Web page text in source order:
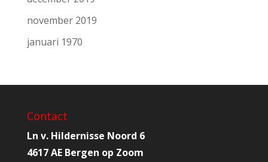
november 2019
januari 1970
Contact
Ln v. Hildernisse Noord 6
4617 AE Bergen op Zoom